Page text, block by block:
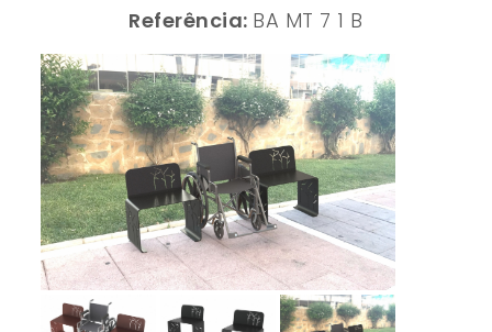
Referência: BA MT 7 1 B